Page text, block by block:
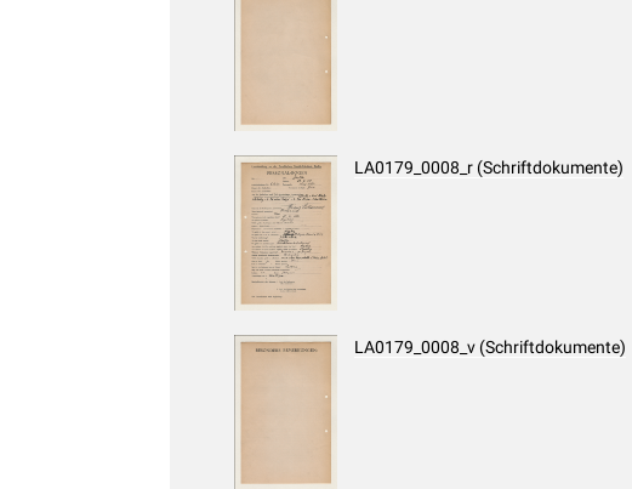
LA0179_0008_r (Schriftdokumente)
LA0179_0008_v (Schriftdokumente)